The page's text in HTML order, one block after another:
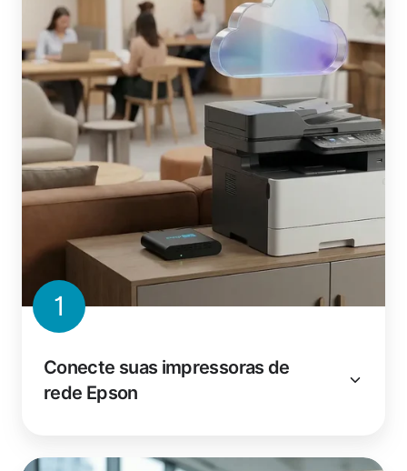
1
Conecte suas impressoras de
rede Epson